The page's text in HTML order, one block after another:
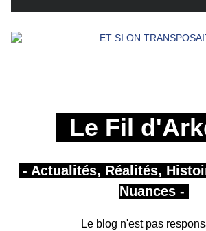
Le Fil
- Actualités, Réalités,
Nuances -
Le blog n'est pas